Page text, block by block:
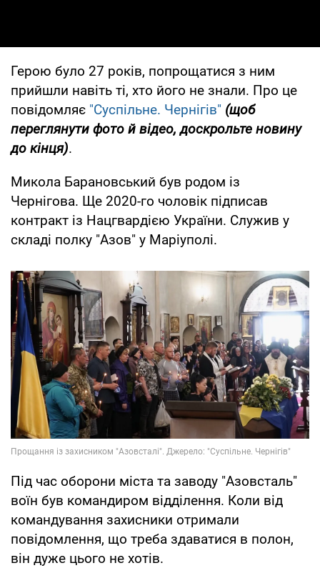
Герою було 27 років, попрощатися з ним
прийшли навіть ті, хто його не знали. Про це
повідомляє "Суспільне. Чернігів" (щоб
переглянути фото й відео, доскрольте новину
до кінця).
Микола Барановський був родом із
Чернігова. Ще 2020-го чоловік підписав
контракт із Нацгвардією України. Служив у
складі полку "Азов" у Маріуполі.
Під час оборони міста та заводу "Азовсталь"
воїн був командиром відділення. Коли від
командування захисники отримали
повідомлення, що треба здаватися в полон,
він дуже цього не хотів.